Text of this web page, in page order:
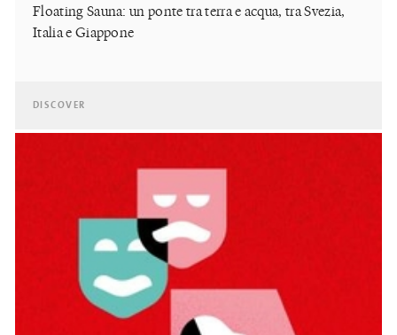
Floating Sauna: un ponte tra terra e acqua, tra Svezia,
Italia e Giappone
DISCOVER